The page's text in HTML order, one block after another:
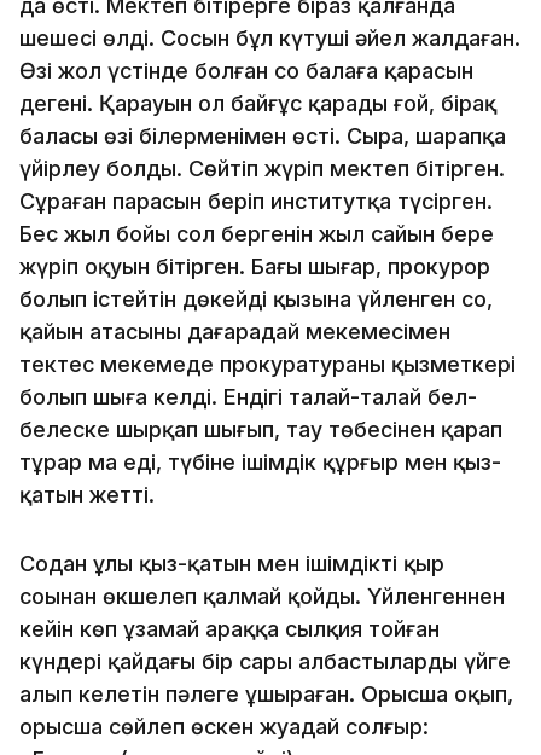
да өсті. Мектеп бітірерге біраз қалғанда
шешесі өлді. Сосын бұл күтуші әйел жалдаған.
Өзі жол үстінде болған соң балаға қарасын
дегені. Қарауын ол байғұс қарады ғой, бірақ
баласы өзі білерменімен өсті. Сыра, шарапқа
үйірлеу болды. Сөйтіп жүріп мектеп бітірген.
Сұраған парасын беріп институтқа түсірген.
Бес жыл бойы сол бергенін жыл сайын бере
жүріп оқуын бітірген. Бағы шығар, прокурор
болып істейтін дөкейдің қызына үйленген соң,
қайын атасының даңғарадай мекемесімен
тектес мекемеде прокуратураның қызметкері
болып шыға келді. Ендігі талай-талай бел-
белеске шырқап шығып, тау төбесінен қарап
тұрар ма еді, түбіне ішімдік құрғыр мен қыз-
қатын жетті.
Содан ұлы қыз-қатын мен ішімдіктің қыр
соңынан өкшелеп қалмай қойды. Үйленгеннен
кейін көп ұзамай араққа сылқия тойған
күндері қайдағы бір сары албастыларды үйге
алып келетін пәлеге ұшыраған. Орысша оқып,
орысша сөйлеп өскен жуадай солғыр: